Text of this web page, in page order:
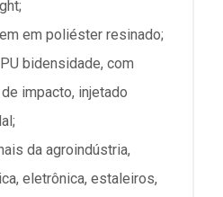
em poliéster resinado;
bidensidade, com
impacto, injetado
da agroindústria,
eletrônica, estaleiros,